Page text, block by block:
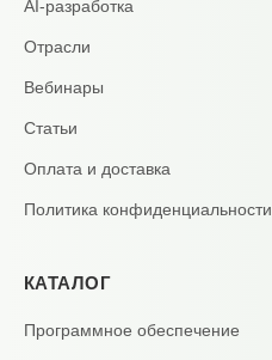
AI-разработка
Отрасли
Вебинары
Статьи
Оплата и доставка
Политика конфиденциальности
КАТАЛОГ
Программное обеспечение